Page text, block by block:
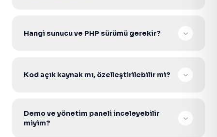
Hangi sunucu ve PHP sürümü gerekir?
Kod açık kaynak mı, özelleştirilebilir mi?
geliştirebilirsiniz.
Demo ve yönetim paneli inceleyebilir
miyim?